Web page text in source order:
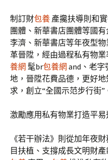
制訂財包養 產攙扶導則和
團體、新華書店團體等國
李濟、新華書店等年夜型
革晉陞，經由過程私有物
養網 髦br包養網 and、老
地，晉陞花費品德，更好
求，創立“全國示范步行街”
激勵應用私有物業打造平易
《若干辦法》則從加年夜
目扶植、支撐成長文明財